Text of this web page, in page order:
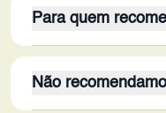
público específico.
carregamento
tornam uma boa
Para quem
para um público
tecnologia que
Não